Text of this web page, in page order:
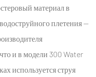
материалв
плетения —
и в модели 300 Water
используется струя